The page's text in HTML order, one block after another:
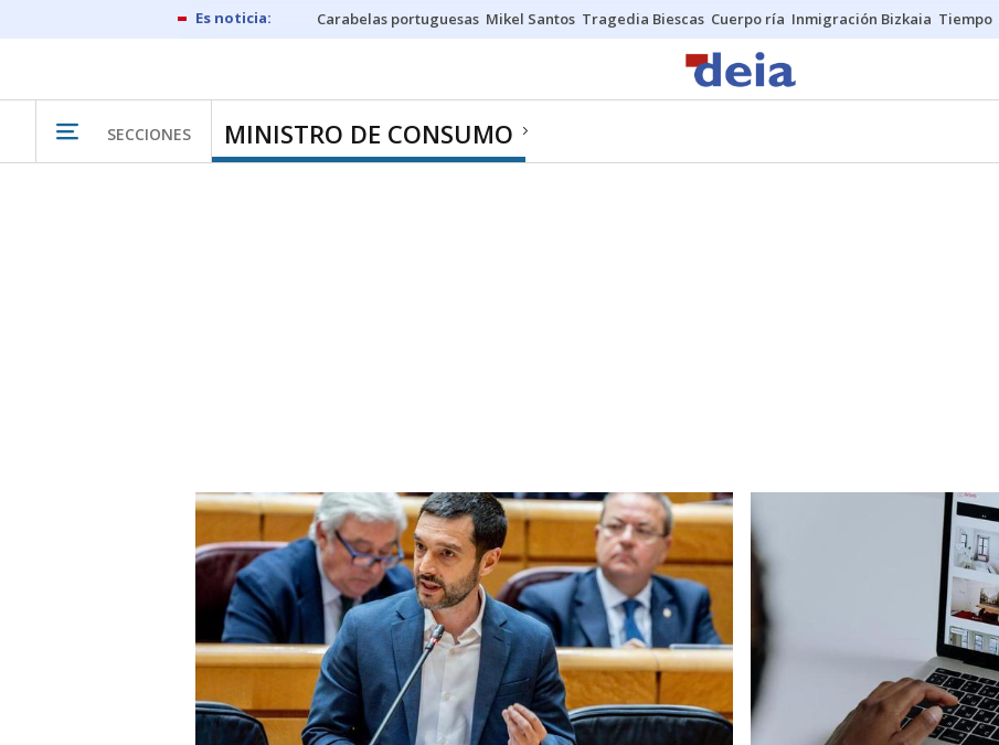
Carabelas portuguesas Mikel Santos Tragedia Biescas Cuerpo ría Inmigración Bizkaia Tiempo
SECCIONES MINISTRO DE CONSUMO